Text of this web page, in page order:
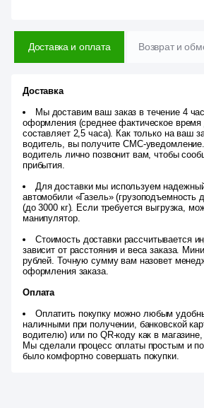
Доставка и оплата Возврат и
Доставка
Мы доставим ваш заказ в течение 4
оформления (среднее фактическое время
составляет 2,5 часа). Как только на ваш
водитель, вы получите СМС-
водитель лично позвонит вам, чтобы
прибытия.
Для доставки мы используем
автомобили «Газель» (грузоподъемность
(до 3000 кг). Если требуется выгрузка,
манипулятор.
Стоимость доставки рассчитывается
зависит от расстояния и веса заказа.
рублей. Точную сумму вам назовет
оформления заказа.
Оплата
Оплатить покупку можно любым
наличными при получении, банковской
водителю) или по QR-коду как в магазине,
Мы сделали процесс оплаты простым и
было комфортно совершать покупки.